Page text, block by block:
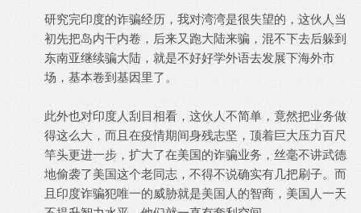
研究完印度的诈骗经历，我对湾湾是很失望的，这伙人当
初先把岛内干内卷，后来又跑大陆来骗，混不下去后躲到
东南亚继续骗大陆，就是不好好学外语去发展下海外市
场，基本卷到基因里了。
此外也对印度人刮目相看，这伙人不简单，竟然把业务做
得这么大，而且在疫情期间身残志坚，顶着巨大压力百尺
竿头更进一步，扩大了在美国的诈骗业务，丝毫不讲武德
地偷袭了美国这个老同志，不得不说确实有几把刷子。而
且印度诈骗犯唯一的威胁就是美国人的智商，美国人一天